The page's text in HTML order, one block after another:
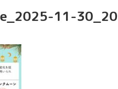
ワガタの確認情報はかなり減
たが、カブトムシ・ノコギリ
ます。 2025年3月28日 冬
いたコクワガタ全員が目覚め
!! 2025年2月17日 冬眠して
クワガタ♂が目覚めました!!
リーを吸って ...
間
ス
11-